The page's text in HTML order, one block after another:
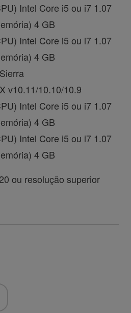
Intel Core i5 ou i7 1.07
4 GB
Intel Core i5 ou i7 1.07
4 GB
v10.11/10.10/10.9
Intel Core i5 ou i7 1.07
4 GB
Intel Core i5 ou i7 1.07
4 GB
ou resolução superior